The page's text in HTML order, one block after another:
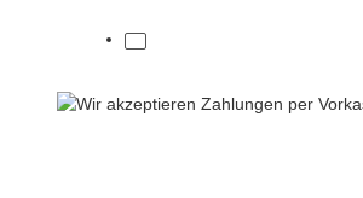
facebook